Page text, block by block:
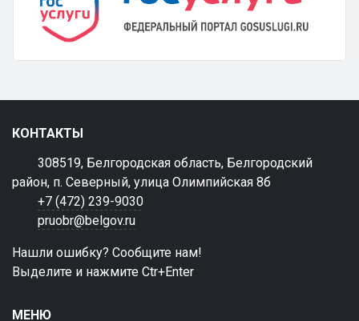
КОНТАКТЫ
308519, Белгородская область, Белгородский
район, п. Северный, улица Олимпийская 8б
+7 (472) 239-9030
pruobr@belgov.ru
Нашли ошибку? Сообщите нам!
Выделите и нажмите Ctr+Enter
МЕНЮ